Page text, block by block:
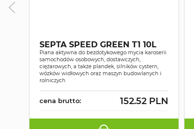
SEPTA SPEED GREEN T1 10L
Piana aktywna do bezdotykowego mycia karoserii
samochodów osobowych, dostawczych,
ciężarowych, a także plandek, silników cystern,
wózków widłowych oraz maszyn budowlanych i
rolniczych
cena brutto: 152.52 PLN